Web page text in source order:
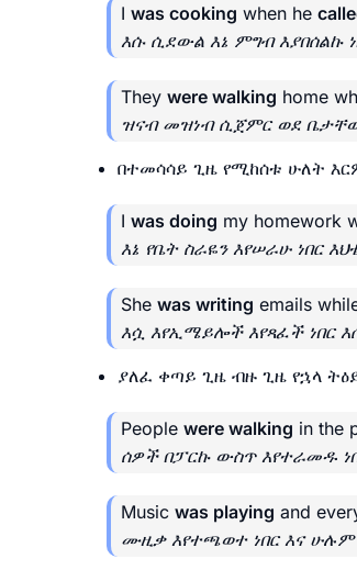
I was cooking when he
እሱ ሲደውል እኔ ምግብ እያበሰልኩ
They were walking home
ዝናብ መዝነብ ሲጀምር ወደ ቤታቸው
በተመሳሳይ ጊዜ የሚከሰቱ ሁለት
I was doing my homework
እኔ የቤት ስራዬን እየሠራሁ ነበር
She was writing emails
እሷ እየኢሜይሎች እየጻፈች ነበር
ያለፈ ቀጣይ ጊዜ ብዙ ጊዜ የኋላ
People were walking in the
ሰዎች በፓርኩ ውስጥ እየተራመዱ
Music was playing and
ሙዚቃ እየተጫወተ ነበር እና ሁሉም